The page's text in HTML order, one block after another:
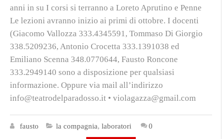
anni in su I corsi si terranno a Loreto Aprutino e Penne
Le lezioni avranno inizio ai primi di ottobre. I docenti
(Giacomo Vallozza 333.4345591, Tommaso Di Giorgio
338.5209236, Antonio Crocetta 333.1391038 ed
Emiliano Scenna 348.0770644, Fausto Roncone
333.2949140 sono a disposizione per qualsiasi
informazione. Oppure via mail all’indirizzo
info@teatrodelparadosso.it • violagazza@gmail.com
fausto la compagnia, laboratori 0